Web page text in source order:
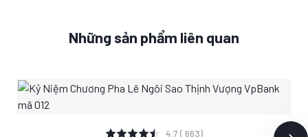
Những sản phẩm liên quan
XEM CHI TIẾT4.7 ( 663)